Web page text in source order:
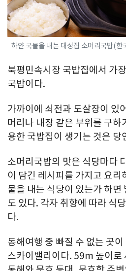
하얀 국물을 내는 대성집 소머리국밥(한
북평민속시장 국밥집에서 가
국밥이다.
가까이에 쇠전과 도살장이 있
머리나 내장 같은 부위를 구하
용한 국밥집이 생기는 것은 당
소머리국밥의 맛은 식당마다
이 담긴 레시피를 가지고 요리
물을 내는 식당이 있는가 하면
도 있다. 각자 취향에 따라 식
다.
동해여행 중 빠질 수 없는 곳
스카이밸리이다. 59m 높이로